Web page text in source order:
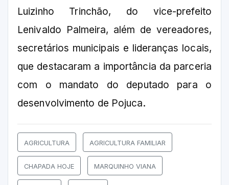
Luizinho Trinchão, do vice-prefeito
Lenivaldo Palmeira, além de vereadores,
secretários municipais e lideranças locais,
que destacaram a importância da parceria
com o mandato do deputado para o
desenvolvimento de Pojuca.
AGRICULTURA AGRICULTURA FAMILIAR
CHAPADA HOJE MARQUINHO VIANA